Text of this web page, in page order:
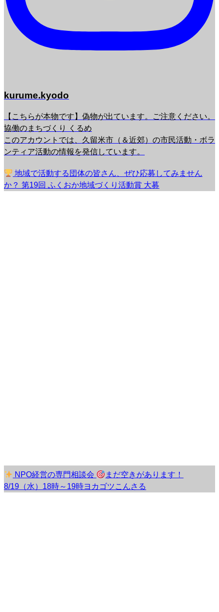
kurume.kyodo
【こちらが本物です】偽物が出ています。ご注意ください。
協働のまちづくり くるめ
このアカウントでは、久留米市（＆近郊）の市民活動・ボラ
ンティア活動の情報を発信しています。
地域で活動する団体の皆さん、ぜひ応募してみません
か？ 第19回 ふくおか地域づくり活動賞 大募
NPO経営の専門相談会
まだ空きがあります！
8/19（水）18時～19時ヨカゴツこんさる